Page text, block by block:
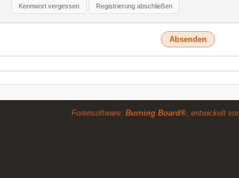
Kennwort vergessen Registrierung abschließen
Forensoftware: Burning Board®, entwickelt